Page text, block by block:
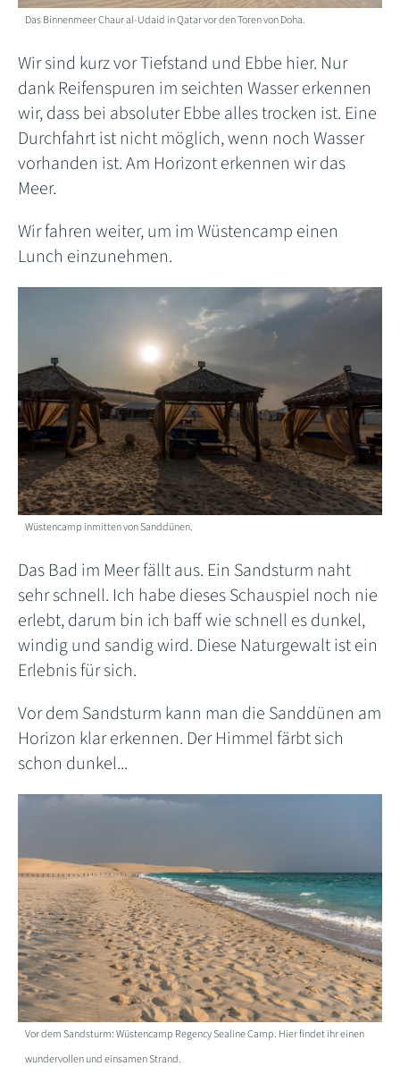
Das Binnenmeer Chaur al-Udaid in Qatar vor den Toren von Doha.
Wir sind kurz vor Tiefstand und Ebbe hier. Nur
dank Reifenspuren im seichten Wasser erkennen
wir, dass bei absoluter Ebbe alles trocken ist. Eine
Durchfahrt ist nicht möglich, wenn noch Wasser
vorhanden ist. Am Horizont erkennen wir das
Meer.
Wir fahren weiter, um im Wüstencamp einen
Lunch einzunehmen.
Wüstencamp inmitten von Sanddünen.
Das Bad im Meer fällt aus. Ein Sandsturm naht
sehr schnell. Ich habe dieses Schauspiel noch nie
erlebt, darum bin ich baff wie schnell es dunkel,
windig und sandig wird. Diese Naturgewalt ist ein
Erlebnis für sich.
Vor dem Sandsturm kann man die Sanddünen am
Horizon klar erkennen. Der Himmel färbt sich
schon dunkel...
Vor dem Sandsturm: Wüstencamp Regency Sealine Camp. Hier findet ihr einen
wundervollen und einsamen Strand.